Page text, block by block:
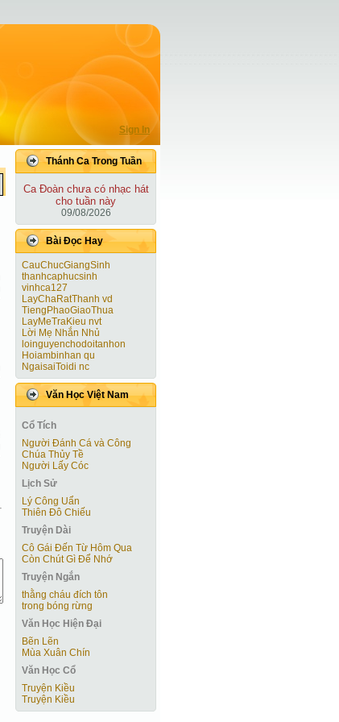
Sign In
Thánh Ca Trong Tuần
Ca Ðoàn chưa có nhạc hát
cho tuần này
09/08/2026
Bài Ðọc Hay
CauChucGiangSinh
thanhcaphucsinh
vinhca127
LayChaRatThanh vd
TiengPhaoGiaoThua
LayMeTraKieu nvt
Lời Mẹ Nhắn Nhủ
loinguyenchodoitanhon
Hoiambinhan qu
NgaisaiToidi nc
Văn Học Việt Nam
Cổ Tích
Người Ðánh Cá và Công
Chúa Thủy Tề
Người Lấy Cóc
Lịch Sử
Lý Công Uẩn
Thiên Đô Chiếu
Truyện Dài
Cô Gái Ðến Từ Hôm Qua
Còn Chút Gì Ðể Nhớ
Truyện Ngắn
thằng cháu đích tôn
trong bóng rừng
Văn Học Hiện Ðại
Bẽn Lẽn
Mùa Xuân Chín
Văn Học Cổ
Truyện Kiều
Truyện Kiều